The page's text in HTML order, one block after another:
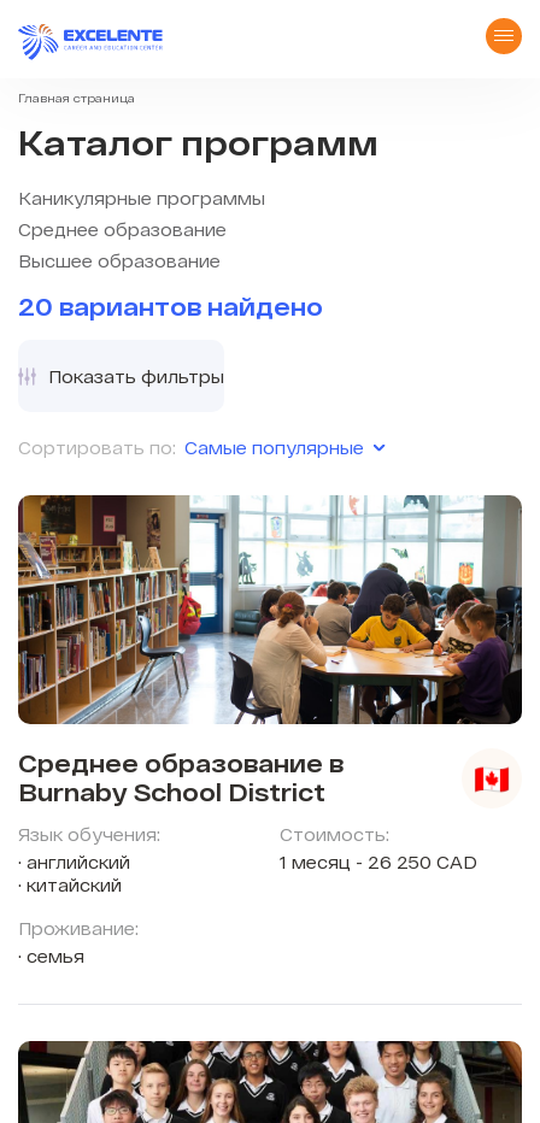
Главная страница
Каталог программ
Каникулярные программы
Среднее образование
Высшее образование
20 вариантов найдено
Сортировать по: Самые популярные
Показать фильтры
Среднее образование в
Burnaby School District
Язык обучения:
английский
китайский
Проживание:
семья
Стоимость:
1 месяц - 26 250 CAD